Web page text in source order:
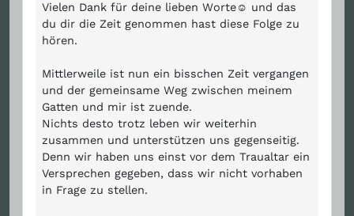
Vielen Dank für deine lieben Worte☺️ und das
du dir die Zeit genommen hast diese Folge zu
hören.
Mittlerweile ist nun ein bisschen Zeit vergangen
und der gemeinsame Weg zwischen meinem
Gatten und mir ist zuende.
Nichts desto trotz leben wir weiterhin
zusammen und unterstützen uns gegenseitig.
Denn wir haben uns einst vor dem Traualtar ein
Versprechen gegeben, dass wir nicht vorhaben
in Frage zu stellen.